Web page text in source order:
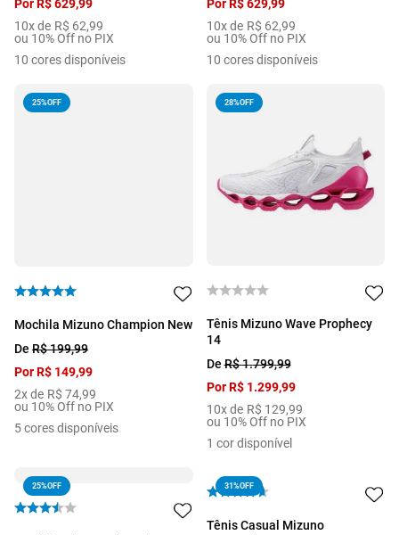
PorR$629,99
10x de R$ 62,99
ou 10% Off no PIX
10 cores disponíveis
PorR$ 629,99
10x de R$ 62,99
ou 10% Off no PIX
10 cores disponíveis
25%OFF
Mochila Mizuno Champion New
De R$199,99
Por R$ 149,99
2x de R$ 74,99
ou 10% Off no PIX
5cores disponíveis
28%OFF
Tênis Mizuno Wave Prophecy
14
DeR$1.799,99
Por R$ 1 .299,99
10x de R$ 129,99
ou 10% Off no PIX
1 cor disponível
25%OFF 31%OFF
Tênis Casual Mizuno